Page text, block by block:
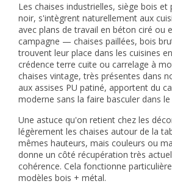
Les chaises industrielles, siège bois
noir, s'intègrent naturellement aux
avec plans de travail en béton ciré ou
campagne — chaises paillées, bois
trouvent leur place dans les cuisines
crédence terre cuite ou carrelage à
chaises vintage, très présentes dans
aux assises PU patiné, apportent du
moderne sans la faire basculer dans
Une astuce qu'on retient chez les
légèrement les chaises autour de la
mêmes hauteurs, mais couleurs ou
donne un côté récupération très
cohérence. Cela fonctionne
modèles bois + métal.